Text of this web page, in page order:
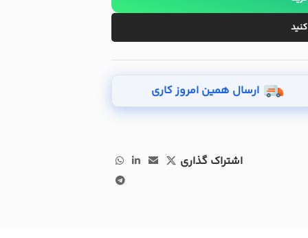
ارسال همین امروز کاری
اشتراک گذاری